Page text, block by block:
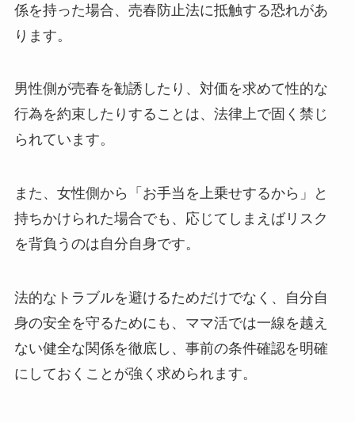
係を持った場合、売春防止法に抵触する恐れがあ
ります。
男性側が売春を勧誘したり、対価を求めて性的な
行為を約束したりすることは、法律上で固く禁じ
られています。
また、女性側から「お手当を上乗せするから」と
持ちかけられた場合でも、応じてしまえばリスク
を背負うのは自分自身です。
法的なトラブルを避けるためだけでなく、自分自
身の安全を守るためにも、ママ活では一線を越え
ない健全な関係を徹底し、事前の条件確認を明確
にしておくことが強く求められます。